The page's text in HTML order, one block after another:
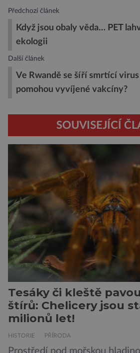
Předchozí článek
Když jsou obaly věda… PET
ekologii
Další článek
Ve Rwandě se šíří smrtící
pomohou vyvíjené vakcíny?
SOUVISEJÍCÍ
Tesáky či kleště
štírů: Chelicery jsou
milionů let!
HISTORIE PŘÍRODA